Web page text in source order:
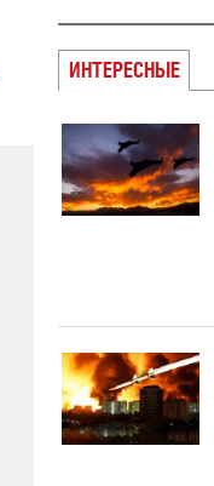
ИНТЕРЕСНЫЕ